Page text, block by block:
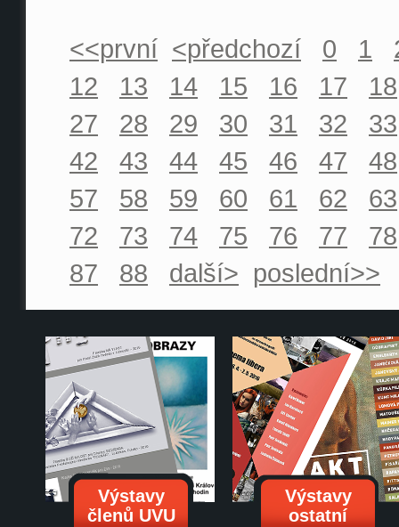
<<první <předchozí 0 1
12
13 14 15 16 17
18
27
28 29 30 31 32
33
42
43 44 45 46 47
48
57
58 59 60 61 62
63
72
73 74 75 76 77
78
87
88 další> poslední>>
Výstavy
členů UVU
Výstavy
ostatní